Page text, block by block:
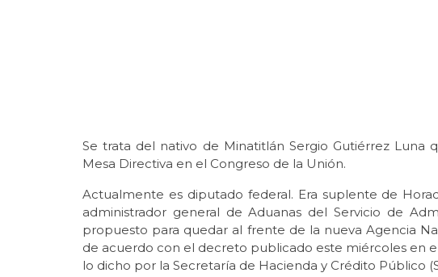
Se trata del nativo de Minatitlán Sergio Gutiérrez Luna
Mesa Directiva en el Congreso de la Unión.
Actualmente es diputado federal. Era suplente de
administrador general de Aduanas del Servicio de
propuesto para quedar al frente de la nueva Agencia
de acuerdo con el decreto publicado este miércoles en
lo dicho por la Secretaría de Hacienda y Crédito Público